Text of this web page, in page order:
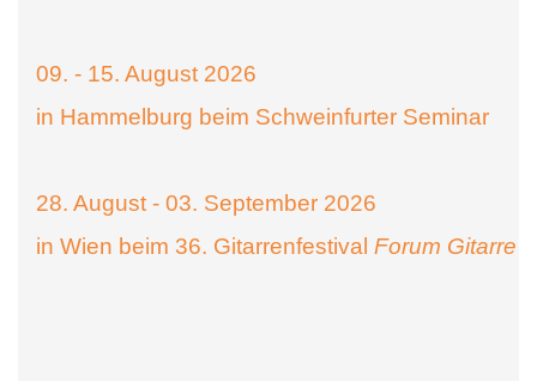
09. - 15. August 2026
in Hammelburg beim Schweinfurter Seminar
28. August - 03. September 2026
in Wien beim 36. Gitarrenfestival Forum Gitarre